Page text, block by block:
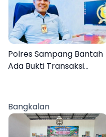
Polres Sampang Bantah
Ada Bukti Transaksi
Bangkalan